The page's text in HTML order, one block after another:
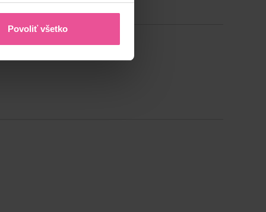
Povoliť všetko